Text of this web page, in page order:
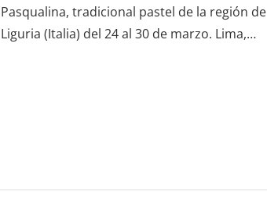
Pasqualina, tradicional pastel de la región de
Liguria (Italia) del 24 al 30 de marzo. Lima,…